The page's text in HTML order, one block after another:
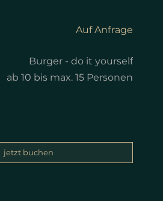
Auf Anfrage
Burger - do it yourself
ab 10 bis max. 15 Personen
jetzt buchen